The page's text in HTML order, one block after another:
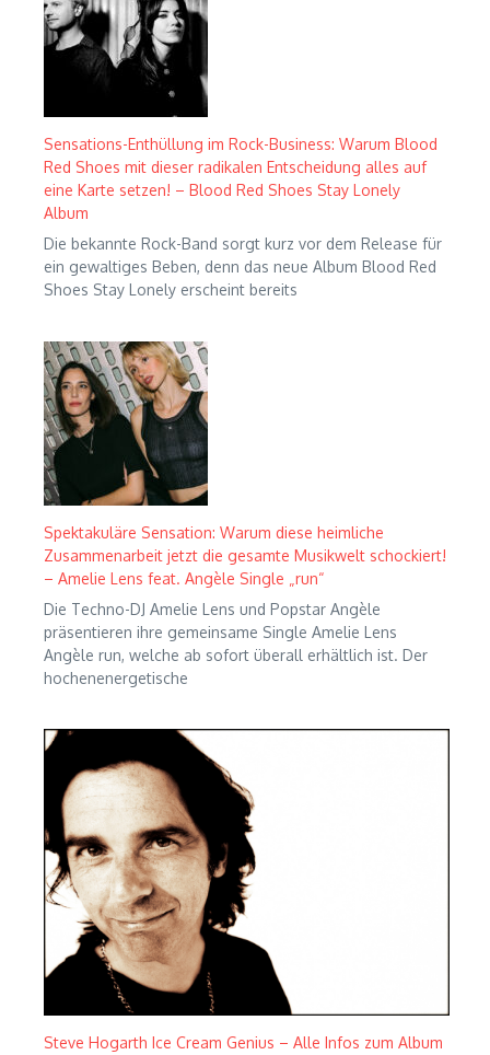
Sensations-Enthüllung im Rock-Business: Warum Blood
Red Shoes mit dieser radikalen Entscheidung alles auf
eine Karte setzen! – Blood Red Shoes Stay Lonely
Album
Die bekannte Rock-Band sorgt kurz vor dem Release für
ein gewaltiges Beben, denn das neue Album Blood Red
Shoes Stay Lonely erscheint bereits
Spektakuläre Sensation: Warum diese heimliche
Zusammenarbeit jetzt die gesamte Musikwelt schockiert!
– Amelie Lens feat. Angèle Single „run“
Die Techno-DJ Amelie Lens und Popstar Angèle
präsentieren ihre gemeinsame Single Amelie Lens
Angèle run, welche ab sofort überall erhältlich ist. Der
hochenenergetische
Steve Hogarth Ice Cream Genius – Alle Infos zum Album